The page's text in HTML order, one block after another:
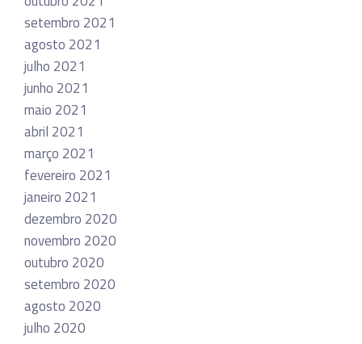
setembro 2021
agosto 2021
julho 2021
junho 2021
maio 2021
abril 2021
março 2021
fevereiro 2021
janeiro 2021
dezembro 2020
novembro 2020
outubro 2020
setembro 2020
agosto 2020
julho 2020